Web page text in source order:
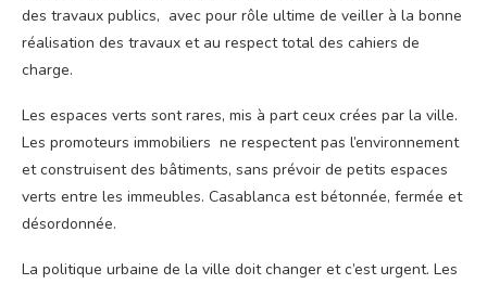
des travaux publics, avec pour rôle ultime de veiller à la bonne
réalisation des travaux et au respect total des cahiers de
charge.
Les espaces verts sont rares, mis à part ceux crées par la ville.
Les promoteurs immobiliers ne respectent pas l’environnement
et construisent des bâtiments, sans prévoir de petits espaces
verts entre les immeubles. Casablanca est bétonnée, fermée et
désordonnée.
La politique urbaine de la ville doit changer et c’est urgent. Les